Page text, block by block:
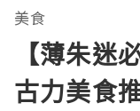
美食
【薄朱迷
古力美食